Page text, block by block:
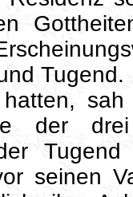
hatten,
der
seinen